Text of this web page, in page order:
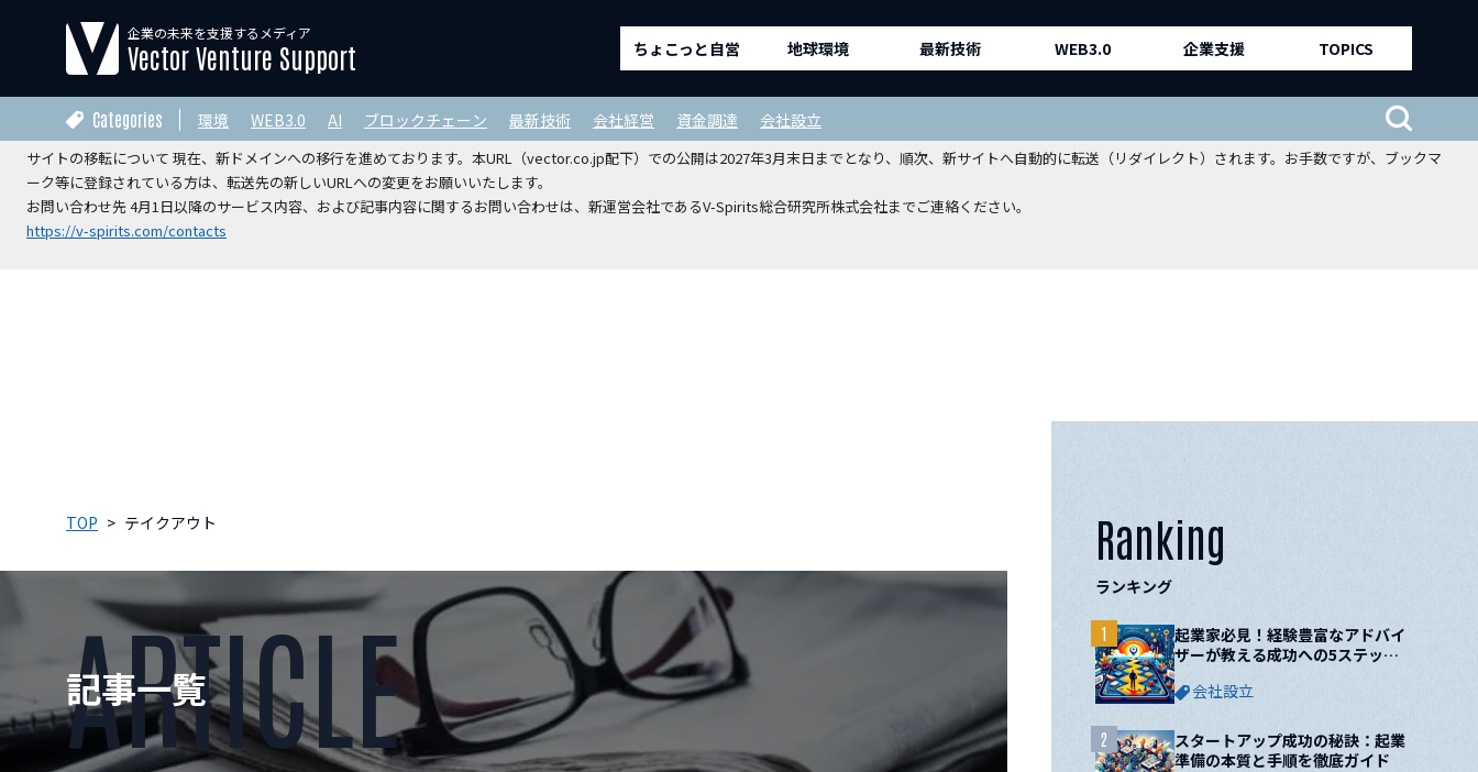
【運営会社変更のお知らせ】
2026年4月1日をもちまして、本サイトの運営は株式会社ベクターホールディングスホールディングスから
V-Spirits総合研究所株式会社
サイトの移転について 現在、新ドメインへの移行を進めております。本URL（vector.co.jp配下）での公開は2027年3月末日までとなり、順次、新サイトへ自動的に転送（リダイレクト）されます。お手数ですが、ブックマ
ーク等に登録されている方は、転送先の新しいURLへの変更をお願いいたします。
お問い合わせ先 4月1日以降のサービス内容、および記事内容に関するお問い合わせは、新運営会社であるV-Spirits総合研究所株式会社までご連絡ください。
https://v-spirits.com/contacts
企業の未来を支援するメディア
Vector Venture Support ちょこっと自営 地球環境 最新技術 WEB3.0 企業支援 TOPICS
Categories 環境 WEB3.0 AI ブロックチェーン 最新技術 会社経営 資金調達 会社設立
TOP テイクアウト
記事一覧
ARTICLE
Ranking
ランキング
起業家必見！経験豊富なアドバイ
ザーが教える成功への5ステップ
会社設立
1
スタートアップ成功の秘訣：起業
準備の本質と手順を徹底ガイド
2